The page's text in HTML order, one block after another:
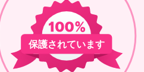
保護されています